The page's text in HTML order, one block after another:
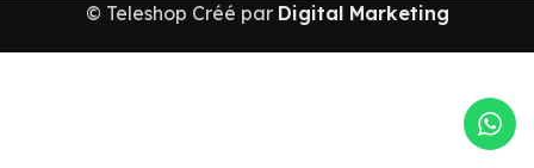
© Teleshop Créé par Digital Marketing